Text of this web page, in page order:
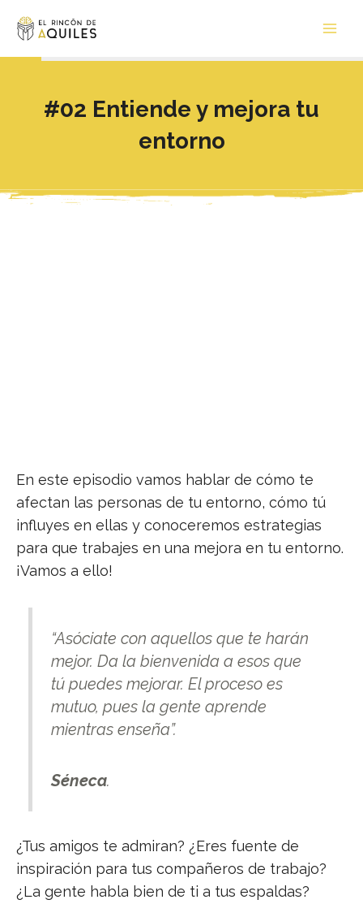
#02 Entiende y mejora tu
entorno
En este episodio vamos hablar de cómo te
afectan las personas de tu entorno, cómo tú
influyes en ellas y conoceremos estrategias
para que trabajes en una mejora en tu entorno.
¡Vamos a ello!
“Asóciate con aquellos que te harán
mejor. Da la bienvenida a esos que
tú puedes mejorar. El proceso es
mutuo, pues la gente aprende
mientras enseña”.
Séneca.
¿Tus amigos te admiran? ¿Eres fuente de
inspiración para tus compañeros de trabajo?
¿La gente habla bien de ti a tus espaldas?